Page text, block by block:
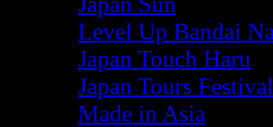
Level Up Bandai
Japan Touch Haru
Japan Tours Festival
Made in Asia